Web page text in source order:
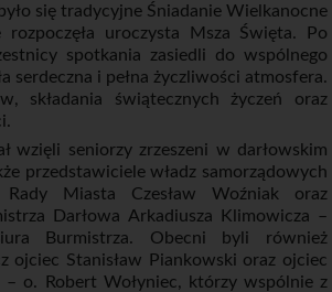
się tradycyjne Śniadanie Wielkanocne
uroczysta Msza Święta. Po
spotkania zasiedli do wspólnego
serdeczna i pełna życzliwości atmosfera.
składania świątecznych życzeń oraz
wzięli seniorzy zrzeszeni w darłowskim
przedstawiciele władz samorządowych
Rady Miasta Czesław Woźniak oraz
Darłowa Arkadiusza Klimowicza –
Burmistrza. Obecni byli również
ojciec Stanisław Piankowski oraz ojciec
o. Robert Wołyniec, którzy wspólnie z